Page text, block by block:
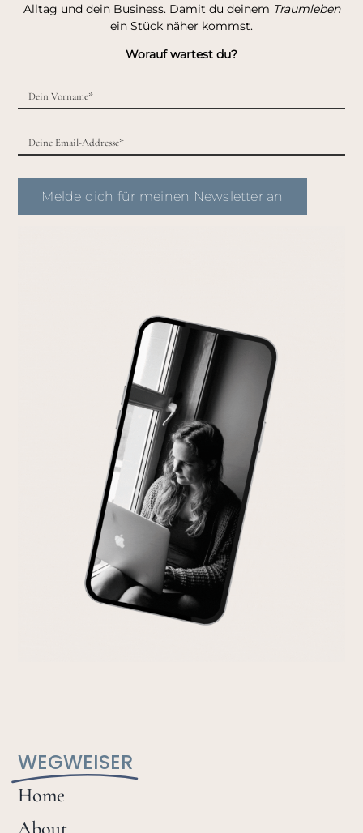
WEGWEISER
Home
About
Alltag und dein Business. Damit du deinem Traumleben
ein Stück näher kommst.
Worauf wartest du?
Melde dich für meinen Newsletter an